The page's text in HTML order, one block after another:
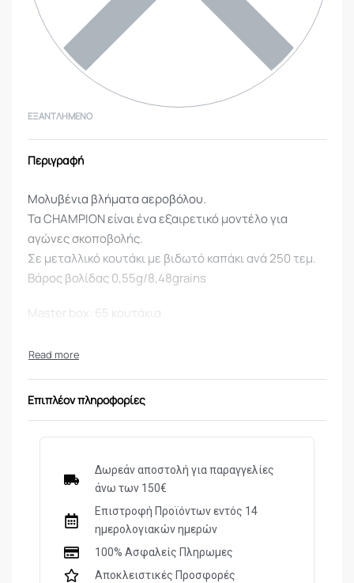
ΕΞΑΝΤΛΗΜΈΝΟ
Περιγραφή
Μολυβένια βλήματα αεροβόλου.
Τα CHAMPION είναι ένα εξαιρετικό μοντέλο για
αγώνες σκοποβολής.
Σε μεταλλικό κουτάκι με βιδωτό καπάκι ανά 250 τεμ.
Βάρος βολίδας 0,55g/8,48grains
Master box: 65 κουτάκια
Επιπλέον πληροφορίες
Δωρεάν αποστολή για παραγγελίες
άνω των 150€
Επιστροφή Προϊόντων εντός 14
ημερολογιακών ημερών
100% Ασφαλείς Πληρωμες
Αποκλειστικές Προσφορές